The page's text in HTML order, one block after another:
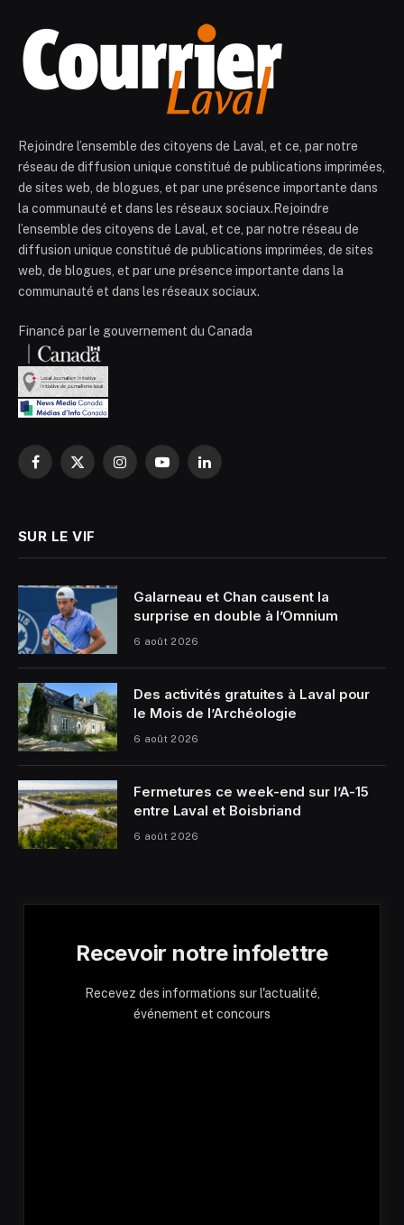
Rejoindre l’ensemble des citoyens de Laval, et ce, par notre
réseau de diffusion unique constitué de publications imprimées,
de sites web, de blogues, et par une présence importante dans
la communauté et dans les réseaux sociaux.Rejoindre
l’ensemble des citoyens de Laval, et ce, par notre réseau de
diffusion unique constitué de publications imprimées, de sites
web, de blogues, et par une présence importante dans la
communauté et dans les réseaux sociaux.
Financé par le gouvernement du Canada
Facebook
X
InstagramYouTubeLinkedIn
SUR LE VIF
Galarneau et Chan causent la
surprise en double à l’Omnium
6 août 2026
Des activités gratuites à Laval pour
le Mois de l’Archéologie
6 août 2026
Fermetures ce week-end sur l’A-15
entre Laval et Boisbriand
6 août 2026
Recevoir notre infolettre
Recevez des informations sur l'actualité,
événement et concours